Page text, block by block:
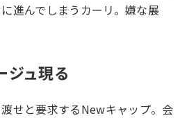
進んでしまうカーリ。嫌な展
ジュ現る
せと要求するNewキャップ。会